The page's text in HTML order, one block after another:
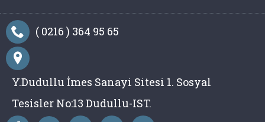
( 0216 ) 364 95 65
Y.Dudullu İmes Sanayi Sitesi 1. Sosyal
Tesisler No:13 Dudullu-IST.